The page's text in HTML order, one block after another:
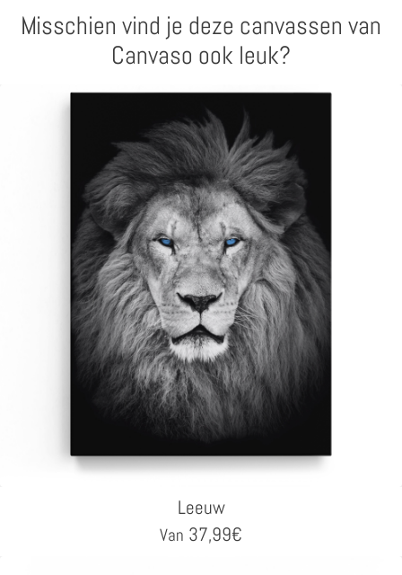
Misschien vind je deze canvassen van
Canvaso ook leuk?
Leeuw
Van 37,99€